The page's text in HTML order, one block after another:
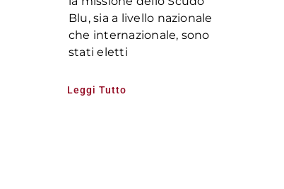
Blu, sia a livello nazionale
che internazionale, sono
stati eletti
Leggi Tutto